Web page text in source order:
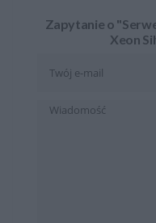
Zapytanie o
Xeon